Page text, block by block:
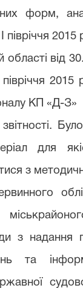
форм,
півріччя 2015
від
КП «Д-З»
звітності.
для
з
з надання
та